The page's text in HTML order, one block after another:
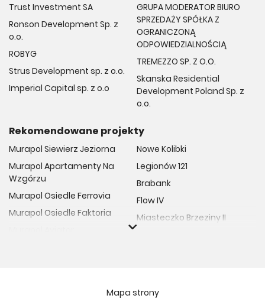
Trust Investment SA
Ronson Development Sp. z
o.o.
ROBYG
Strus Development sp. z o.o.
Imperial Capital sp. z o.o
GRUPA MODERATOR BIURO
SPRZEDAŻY SPÓŁKA Z
OGRANICZONĄ
ODPOWIEDZIALNOŚCIĄ
TREMEZZO SP. Z O.O.
Skanska Residential
Development Poland Sp. z
o.o.
Rekomendowane projekty
Murapol Siewierz Jeziorna
Murapol Apartamenty Na
Wzgórzu
Murapol Osiedle Ferrovia
Murapol Osiedle Faktoria
Murapol Osiedle Szafirove
Nowe Kolibki
Legionów 121
Brabank
Flow IV
Miasteczko Brzeziny II
Mapa strony